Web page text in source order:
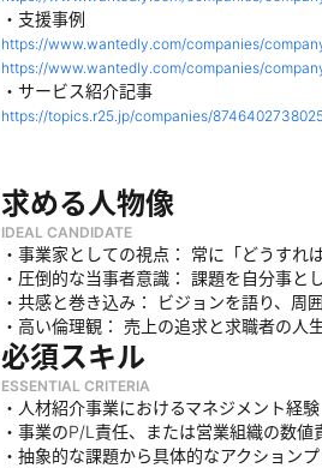
・支援事例
https://www.wantedly.com/companies/
https://www.wantedly.com/companies/
・サービス紹介記事
https://topics.r25.jp/companies/
求める人物像
IDEAL CANDIDATE
・事業家としての視点： 常に「どうす
・圧倒的な当事者意識： 課題を自分事と
・共感と巻き込み： ビジョンを語り、
・高い倫理観： 売上の追求と求職者の
必須スキル
ESSENTIAL CRITERIA
・人材紹介事業におけるマネジメント経験
・事業のP/L責任、または営業組織の数
・抽象的な課題から具体的なアクション